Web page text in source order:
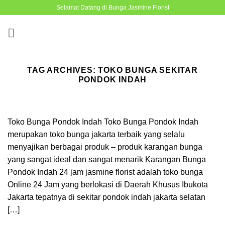
content
Selamat Datang di Bunga Jasmine Florist
TAG ARCHIVES:TOKO BUNGA SEKITAR
PONDOK INDAH
Toko Bunga Pondok Indah Toko Bunga Pondok Indah
merupakan toko bunga jakarta terbaik yang selalu
menyajikan berbagai produk – produk karangan bunga
yang sangat ideal dan sangat menarik Karangan Bunga
Pondok Indah 24 jam jasmine florist adalah toko bunga
Online 24 Jam yang berlokasi di Daerah Khusus Ibukota
Jakarta tepatnya di sekitar pondok indah jakarta selatan
[…]